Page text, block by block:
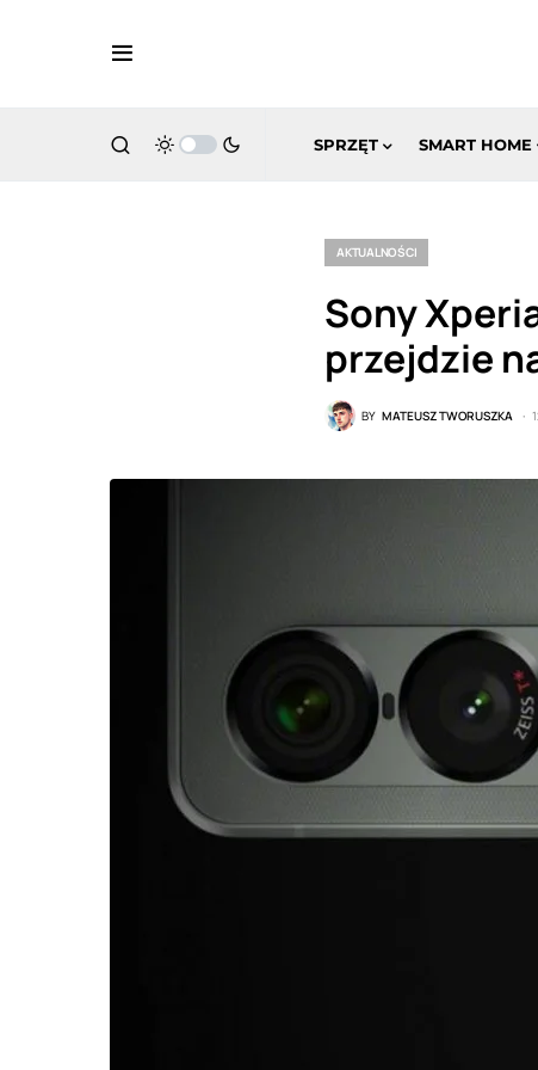
SPRZĘT SMART HOME
AKTUALNOŚCI
Sony
przejdzie
BY MATEUSZ TWORUSZKA